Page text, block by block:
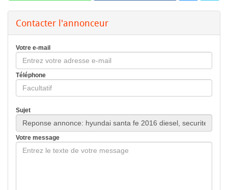
Contacter l'annonceur
Votre e-mail
Téléphone
Sujet
Votre message